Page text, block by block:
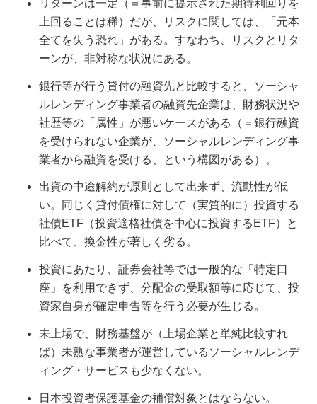
リターンは一定（＝事前に提示された期待利回りを
上回ることは稀）だが、リスクに関しては、「元本
全てを失う恐れ」がある。すなわち、リスクとリタ
ーンが、非対称な状況にある。
銀行等が行う貸付の融資先と比較すると、ソーシャ
ルレンディング事業者の融資先企業は、財務状況や
社歴等の「属性」が悪いケースがある（＝銀行融資
を受けられない企業が、ソーシャルレンディング事
業者から融資を受ける、という構図がある）。
出資の中途解約が原則として出来ず、流動性が低
い。同じく貸付債権に対して（実質的に）投資する
社債ETF（投資適格社債を中心に投資するETF）と
比べて、換金性が著しく劣る。
投資にあたり、証券会社等では一般的な「特定口
座」を利用できず、分配金の受取額等に応じて、投
資家自身が確定申告等を行う必要が生じる。
未上場で、財務基盤が（上場企業と単純比較すれ
ば）未熟な事業者が運営しているソーシャルレンデ
ィング・サービスも少なくない。
日本投資者保護基金の補償対象とはならない。